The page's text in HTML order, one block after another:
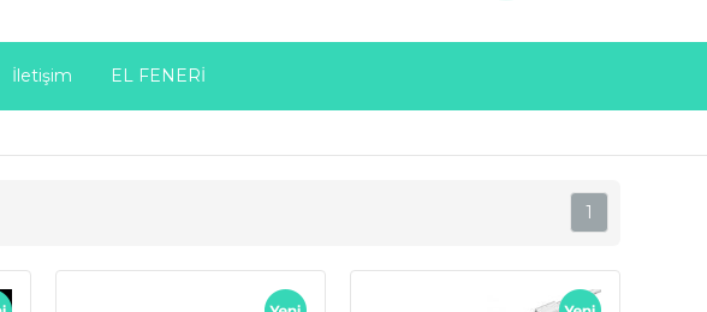
İletişim EL FENERİ
1